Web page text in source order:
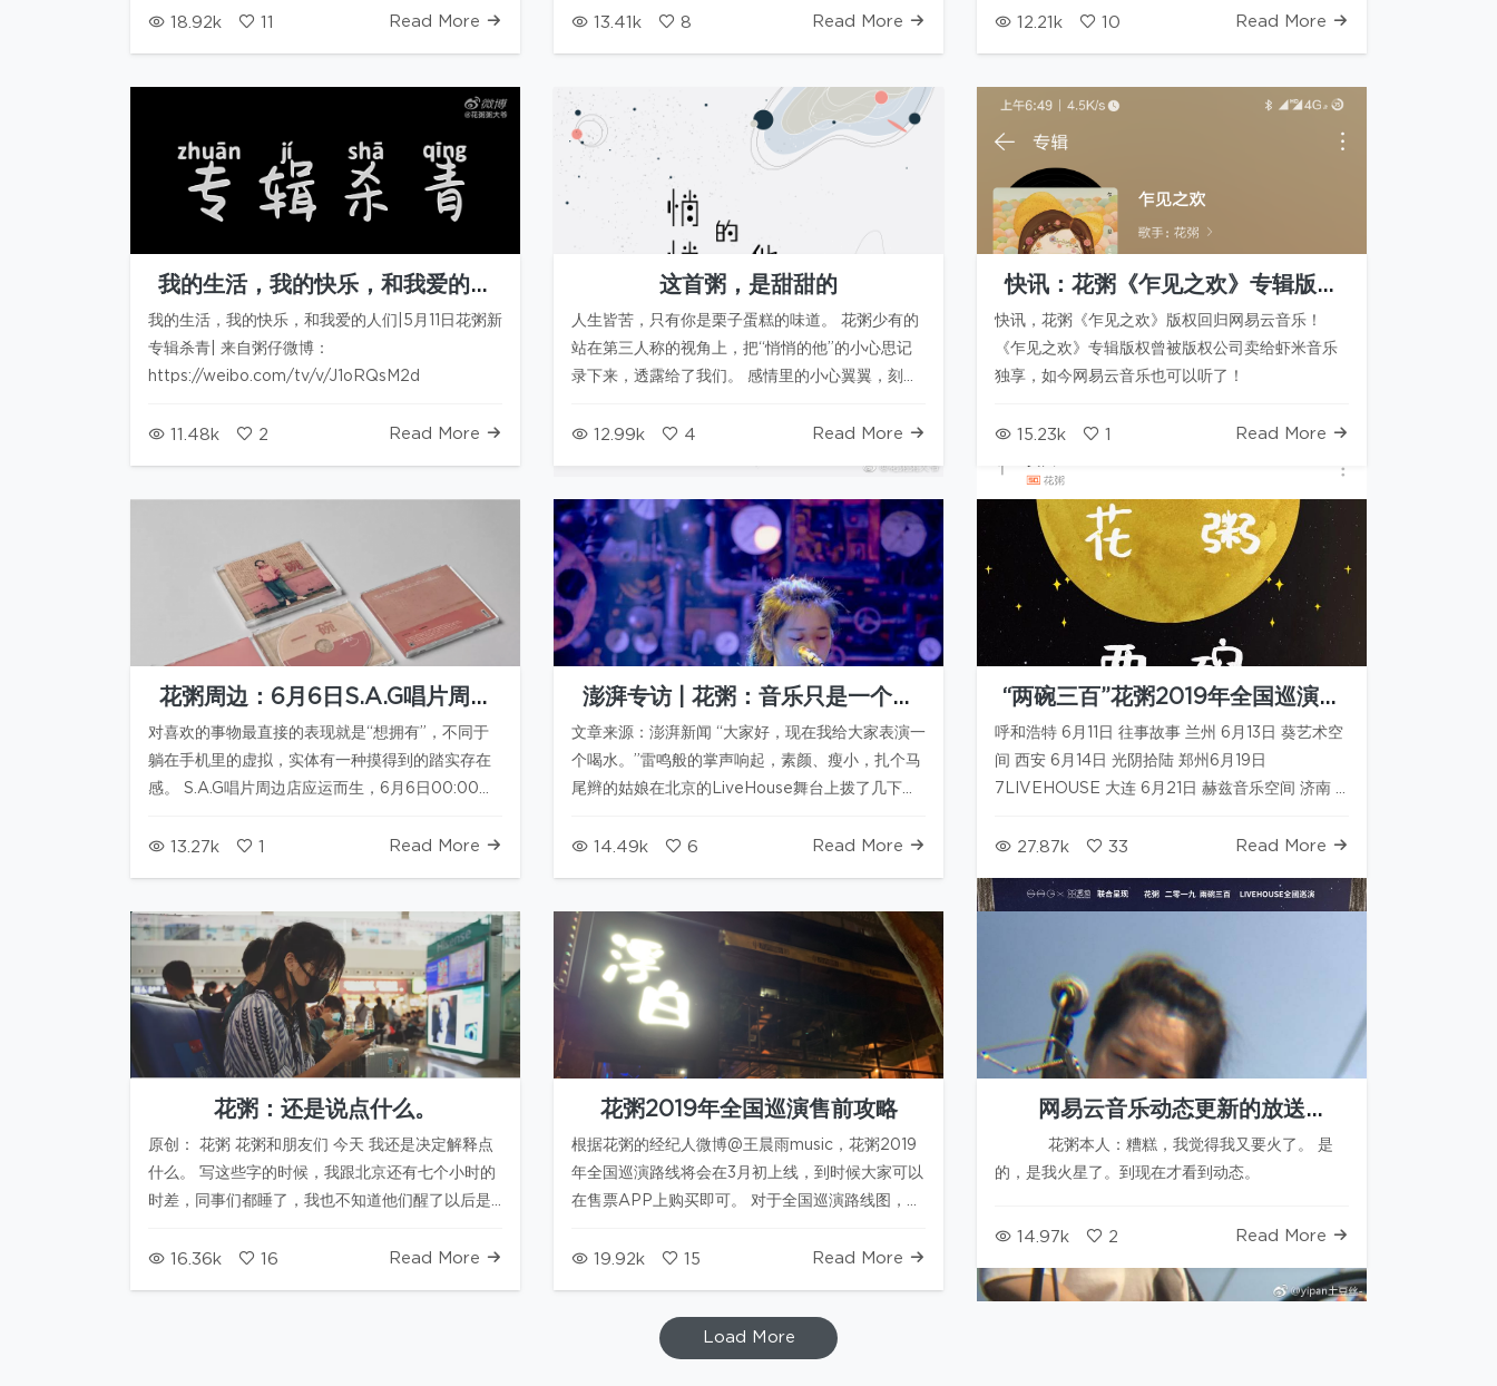
的性格，倒也不是没这个…
18.92k 11 Read More
的歌曲收录起来~也希望…
13.41k 8 Read More
录音室…
12.21k 10 Read More
我的生活，我的快乐，和我爱的人
们|5月11日花粥新专辑杀青
我的生活，我的快乐，和我爱的人们|5月11日花粥新
专辑杀青| 来自粥仔微博：
https://weibo.com/tv/v/J1oRQsM2d
11.48k 2 Read More
这首粥，是甜甜的
人生皆苦，只有你是栗子蛋糕的味道。 花粥少有的
站在第三人称的视角上，把“悄悄的他”的小心思记
录下来，透露给了我们。 感情里的小心翼翼，刻意
些心情，人生中只能侥…
12.99k 4 Read More
快讯：花粥《乍见之欢》专辑版权
回归网易云音乐
快讯，花粥《乍见之欢》版权回归网易云音乐！
《乍见之欢》专辑版权曾被版权公司卖给虾米音乐
独享，如今网易云音乐也可以听了！
15.23k 1 Read More
花粥周边：6月6日S.A.G唱片周边
店正式开业
对喜欢的事物最直接的表现就是“想拥有”，不同于
躺在手机里的虚拟，实体有一种摸得到的踏实存在
感。 S.A.G唱片周边店应运而生，6月6日00:00正
花粥的实体新专辑和专辑…
13.27k 1 Read More
澎湃专访 | 花粥：音乐只是一个出
口，曾梦想开一家奶茶店
文章来源：澎湃新闻 “大家好，现在我给大家表演一
个喝水。”雷鸣般的掌声响起，素颜、瘦小，扎个马
尾辫的姑娘在北京的LiveHouse舞台上拨了几下琴
看你们这些人，都不‘…
14.49k 6 Read More
“两碗三百”花粥2019年全国巡演线
路图
呼和浩特 6月11日 往事故事 兰州 6月13日 葵艺术空
间 西安 6月14日 光阴拾陆 郑州6月19日
7LIVEHOUSE 大连 6月21日 赫兹音乐空间 济南 6
Way（大摩店） 苏州 6月27日 Wave LIVE…
27.87k 33 Read More
花粥：还是说点什么。
原创： 花粥 花粥和朋友们 今天 我还是决定解释点
什么。 写这些字的时候，我跟北京还有七个小时的
时差，同事们都睡了，我也不知道他们醒了以后是
我还是想写下来。 事…
16.36k 16 Read More
花粥2019年全国巡演售前攻略
根据花粥的经纪人微博@王晨雨music，花粥2019
年全国巡演路线将会在3月初上线，到时候大家可以
在售票APP上购买即可。 对于全国巡演路线图，小
花粥小站会根据以往巡演…
19.92k 15 Read More
网易云音乐动态更新的放送
2019.02.17
花粥本人：糟糕，我觉得我又要火了。 是
的，是我火星了。到现在才看到动态。
14.97k 2 Read More
Load More